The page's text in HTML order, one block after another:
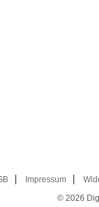
Impressum
© 2026